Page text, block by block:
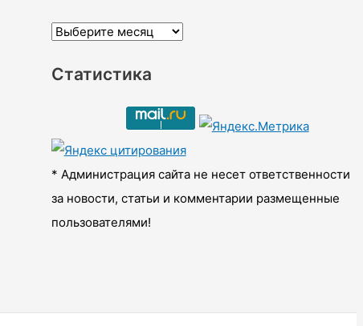
А
х
ы
Статистика
* Администрация сайта не несет ответственности
за новости, статьи и комментарии размещенные
пользователями!